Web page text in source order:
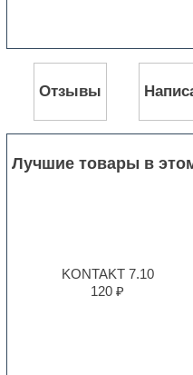
Отзывы
Лучшие товары в
KONTAKT 7.10
120 ₽